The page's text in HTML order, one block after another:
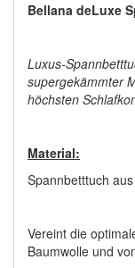
Bellana deLuxe
Luxus-
supergekämmter
höchsten
Material:
Spannbetttuch
Vereint die
Baumwolle und